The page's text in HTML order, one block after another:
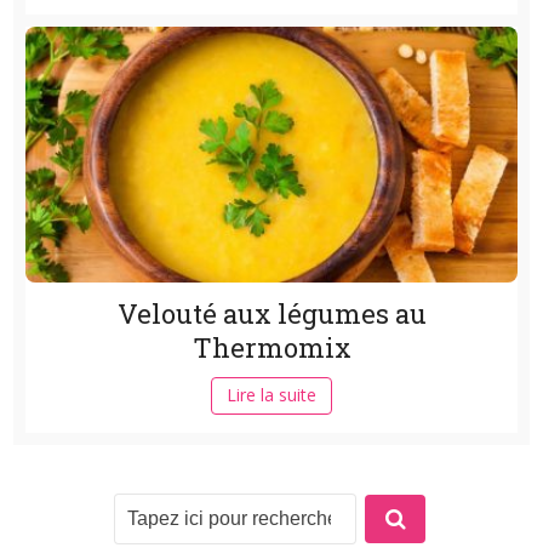
Velouté aux légumes au
Thermomix
Lire la suite